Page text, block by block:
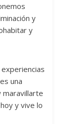
y
y
una
maravillarte
y vive lo